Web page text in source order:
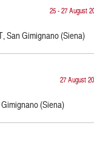
25 - 27 August
San Gimignano (Siena)
27 August
(Siena)